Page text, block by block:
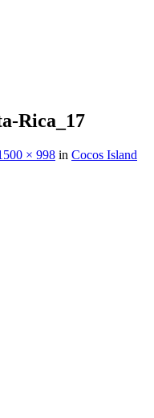
Rica_17
× 998 in Cocos Island